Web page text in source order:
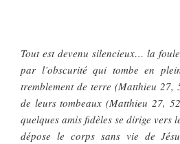
Tout est devenu silencieux… la
par l’obscurité qui tombe en
tremblement de terre (Matthieu 27,
de leurs tombeaux (Matthieu 27,
quelques amis fidèles se dirige vers
dépose le corps sans vie de